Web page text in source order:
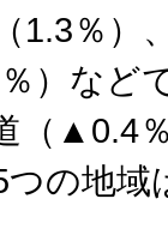
1.3％）
％）など
（▲0.4
つの地域